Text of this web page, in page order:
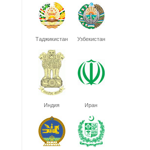
Таджикистан Узбекистан
Индия Иран